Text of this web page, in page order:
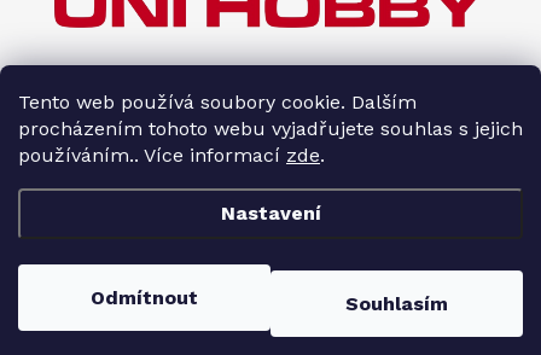
Tento web používá soubory cookie. Dalším
procházením tohoto webu vyjadřujete souhlas s jejich
používáním.. Více informací zde.
Nastavení
Odmítnout Souhlasím
Interiéry HOPA. Všechna práva vyhrazena.